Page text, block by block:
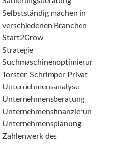
Selbstständig machen in
verschiedenen Branchen
Start2Grow
Strategie
Suchmaschinenoptimierung
Torsten Schrimper Privat
Unternehmensanalyse
Unternehmensberatung
Unternehmensfinanzierung
Unternehmensplanung
Zahlenwerk des